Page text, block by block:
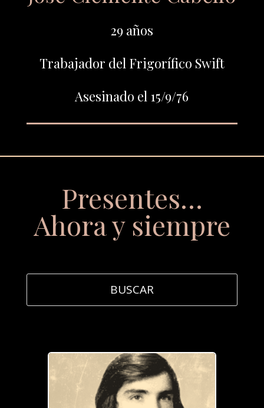
29 años
Trabajador del Frigorífico Swift
Asesinado el 15/9/76
Presentes…
Ahora y siempre